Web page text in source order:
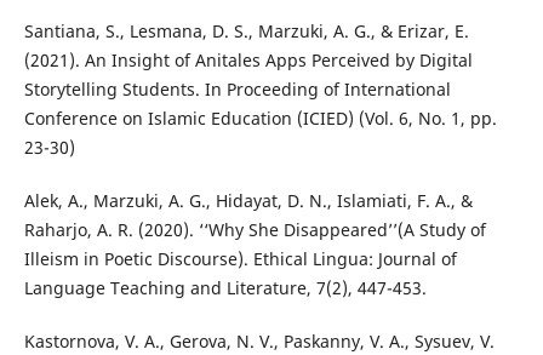
Santiana, S., Lesmana, D. S., Marzuki, A. G., & Erizar, E.
(2021). An Insight of Anitales Apps Perceived by Digital
Storytelling Students. In Proceeding of International
Conference on Islamic Education (ICIED) (Vol. 6, No. 1, pp.
23-30)
Alek, A., Marzuki, A. G., Hidayat, D. N., Islamiati, F. A., &
Raharjo, A. R. (2020). ‘‘Why She Disappeared’’(A Study of
Illeism in Poetic Discourse). Ethical Lingua: Journal of
Language Teaching and Literature, 7(2), 447-453.
Kastornova, V. A., Gerova, N. V., Paskanny, V. A., Sysuev, V.